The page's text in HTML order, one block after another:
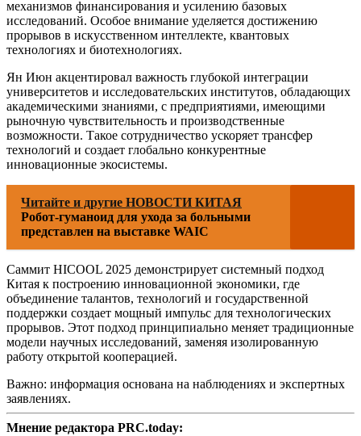
механизмов финансирования и усилению базовых
исследований. Особое внимание уделяется достижению
прорывов в искусственном интеллекте, квантовых
технологиях и биотехнологиях.
Ян Июн акцентировал важность глубокой интеграции
университетов и исследовательских институтов, обладающих
академическими знаниями, с предприятиями, имеющими
рыночную чувствительность и производственные
возможности. Такое сотрудничество ускоряет трансфер
технологий и создает глобально конкурентные
инновационные экосистемы.
Читайте и другие НОВОСТИ КИТАЯ
Робот-гуманоид для ухода за больными
представлен на выставке WAIC
Саммит HICOOL 2025 демонстрирует системный подход
Китая к построению инновационной экономики, где
объединение талантов, технологий и государственной
поддержки создает мощный импульс для технологических
прорывов. Этот подход принципиально меняет традиционные
модели научных исследований, заменяя изолированную
работу открытой кооперацией.
Важно: информация основана на наблюдениях и экспертных
заявлениях.
Мнение редактора PRC.today: